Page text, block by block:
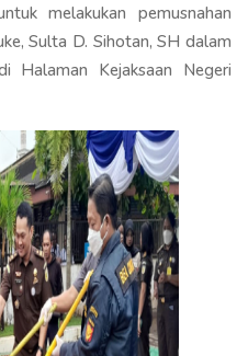
melakukan pemusnahan
Sulta D. Sihotan, SH dalam
Halaman Kejaksaan Negeri